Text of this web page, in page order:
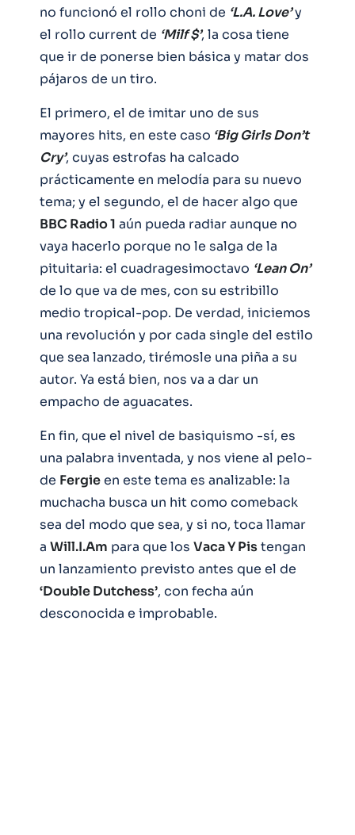
no funcionó el rollo choni de ‘L.A. Love’y
el rollo current de ‘Milf $’, la cosa tiene
que ir de ponerse bien básica y matar dos
pájaros de un tiro.
El primero, el de imitar uno de sus
mayores hits, en este caso ‘Big Girls Don’t
Cry’, cuyas estrofas ha calcado
prácticamente en melodía para su nuevo
tema; y el segundo, el de hacer algo que
BBC Radio 1 aún pueda radiar aunque no
vaya hacerlo porque no le salga de la
pituitaria: el cuadragesimoctavo ‘Lean On’
de lo que va de mes, con su estribillo
medio tropical-pop. De verdad, iniciemos
una revolución y por cada single del estilo
que sea lanzado, tirémosle una piña a su
autor. Ya está bien, nos va a dar un
empacho de aguacates.
En fin, que el nivel de basiquismo -sí, es
una palabra inventada, y nos viene al pelo-
de Fergieen este tema es analizable: la
muchacha busca un hit como comeback
sea del modo que sea, y si no, toca llamar
a Will.I.Am para que los Vaca Y Pistengan
un lanzamiento previsto antes que el de
‘Double Dutchess’, con fecha aún
desconocida e improbable.